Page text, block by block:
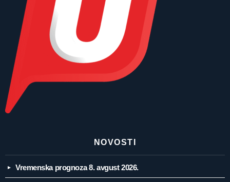
NOVOSTI
Vremenska prognoza 8. avgust 2026.